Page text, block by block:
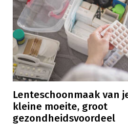
Lenteschoonmaak van
kleine moeite, groot
gezondheidsvoordeel